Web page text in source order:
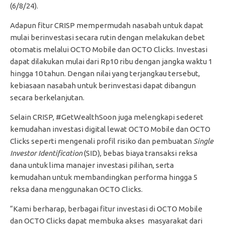
(6/8/24).
Adapun fitur CRISP mempermudah nasabah untuk dapat
mulai berinvestasi secara rutin dengan melakukan debet
otomatis melalui OCTO Mobile dan OCTO Clicks. Investasi
dapat dilakukan mulai dari Rp10 ribu dengan jangka waktu 1
hingga 10 tahun. Dengan nilai yang terjangkau tersebut,
kebiasaan nasabah untuk berinvestasi dapat dibangun
secara berkelanjutan.
Selain CRISP, #GetWealthSoon juga melengkapi sederet
kemudahan investasi digital lewat OCTO Mobile dan OCTO
Clicks seperti mengenali profil risiko dan pembuatan Single
Investor Identification(SID), bebas biaya transaksi reksa
dana untuk lima manajer investasi pilihan, serta
kemudahan untuk membandingkan performa hingga 5
reksa dana menggunakan OCTO Clicks.
“Kami berharap, berbagai fitur investasi di OCTO Mobile
dan OCTO Clicks dapat membuka akses masyarakat dari